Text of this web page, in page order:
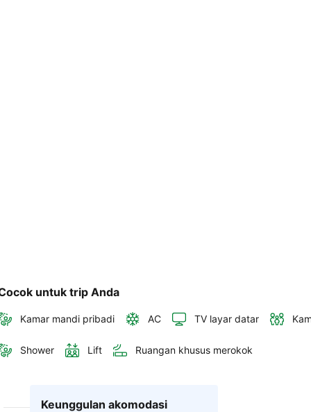
untuk trip Anda
Kamar mandi pribadi AC TV layar datar
Shower Lift Ruangan khusus merokok
Keunggulan akomodasi